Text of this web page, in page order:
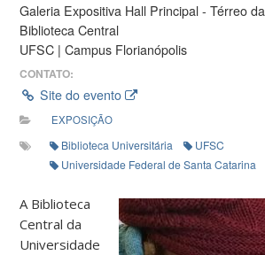
Galeria Expositiva Hall Principal - Térreo da
Biblioteca Central
UFSC | Campus Florianópolis
CONTATO:
Site do evento
EXPOSIÇÃO
Biblioteca Universitária
UFSC
Universidade Federal de Santa Catarina
A Biblioteca
Central da
Universidade